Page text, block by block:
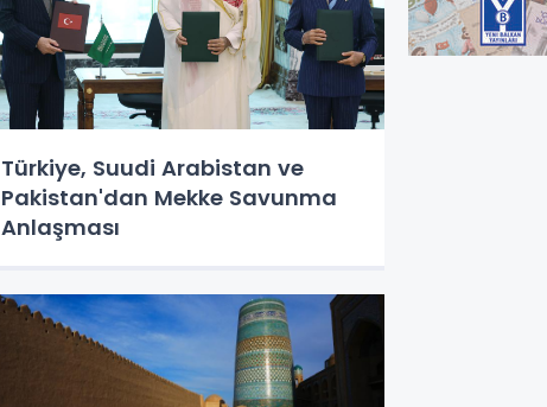
Türkiye, Suudi Arabistan ve
Pakistan'dan Mekke Savunma
Anlaşması